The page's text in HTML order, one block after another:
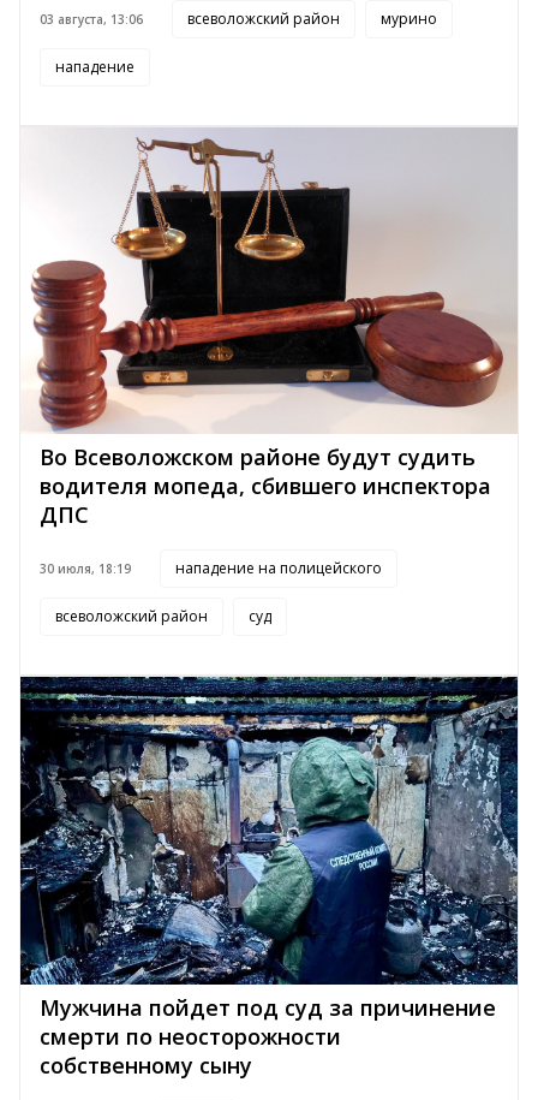
03 августа, 13:06 всеволожский район мурино
нападение
Во Всеволожском районе будут судить
водителя мопеда, сбившего инспектора
ДПС
30 июля, 18:19 нападение на полицейского
всеволожский район суд
Мужчина пойдет под суд за причинение
смерти по неосторожности
собственному сыну